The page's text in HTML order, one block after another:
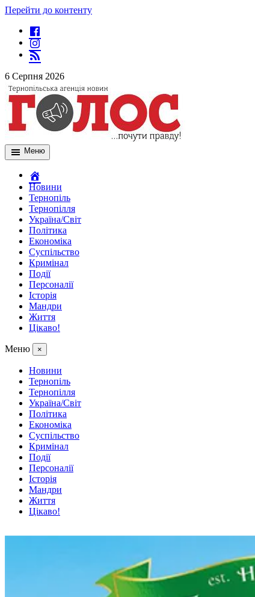
Перейти до контенту
6 Серпня 2026
Меню
Новини
Тернопіль
Тернопілля
Україна/Світ
Політика
Економіка
Суспільство
Кримінал
Події
Персоналії
Історія
Мандри
Життя
Цікаво!
Меню ×
Новини
Тернопіль
Тернопілля
Україна/Світ
Політика
Економіка
Суспільство
Кримінал
Події
Персоналії
Історія
Мандри
Життя
Цікаво!